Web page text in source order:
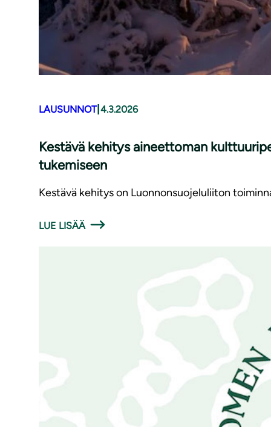
LAUSUNNOT| 4.3.2026
Kestävä kehitys aineettoman
tukemiseen
Kestävä kehitys on Luonnonsuojeluliiton
LUE LISÄÄ